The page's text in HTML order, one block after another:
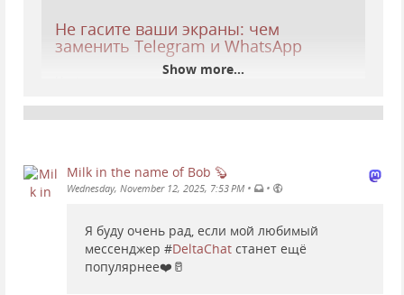
Не гасите ваши экраны: чем
заменить Telegram и WhatsApp
децентрализованное хранение данных. А также
установ
Show more...
Milk in the name of Bob 🦫
Wednesday, November 12, 2025, 7:53 PM • •
Я буду очень рад, если мой любимый
мессенджер #DeltaChat станет ещё
популярнее❤️🥛